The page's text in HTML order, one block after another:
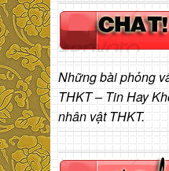
Những bài phỏng
THKT – Tin Hay
nhân vật THKT.